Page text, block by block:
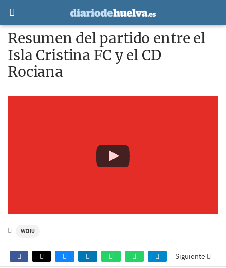
Resumen del partido entre el
Isla Cristina FC y el CD
Rociana
WIHU
Siguiente